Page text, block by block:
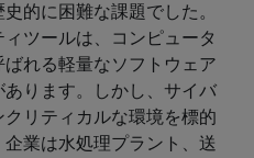
的に困難な課題でした。
ツールは、コンピュータ
れる軽量なソフトウェア
ります。しかし、サイバ
リティカルな環境を標的
業は水処理プラント、送